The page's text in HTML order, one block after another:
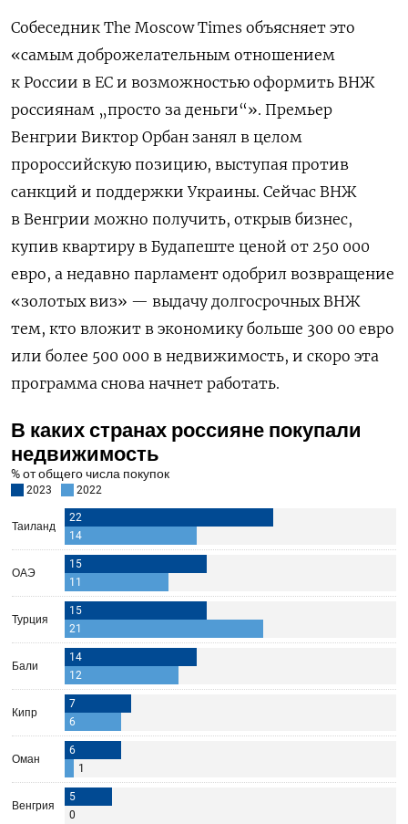
Собеседник The Moscow Times объясняет это
«самым доброжелательным отношением
к России в ЕС и возможностью оформить ВНЖ
россиянам „просто за деньги“». Премьер
Венгрии Виктор Орбан занял в целом
пророссийскую позицию, выступая против
санкций и поддержки Украины. Сейчас ВНЖ
в Венгрии можно получить, открыв бизнес,
купив квартиру в Будапеште ценой от 250 000
евро, а недавно парламент одобрил возвращение
«золотых виз» — выдачу долгосрочных ВНЖ
тем, кто вложит в экономику больше 300 00 евро
или более 500 000 в недвижимость, и скоро эта
программа снова начнет работать.